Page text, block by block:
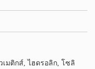
มติกส์, ไฮดรอลิก, โซลิ